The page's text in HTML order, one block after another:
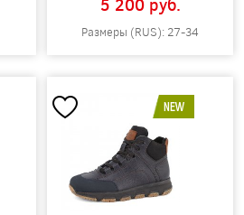
5 200 pуб.
Размеры (RUS): 27-34
NEW